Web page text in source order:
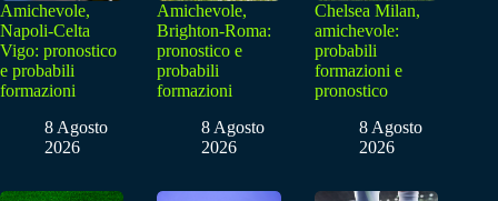
Amichevole,
Napoli-Celta
Vigo: pronostico
e probabili
formazioni
8 Agosto
2026
Amichevole,
Brighton-Roma:
pronostico e
probabili
formazioni
8 Agosto
2026
Chelsea Milan,
amichevole:
probabili
formazioni e
pronostico
8 Agosto
2026